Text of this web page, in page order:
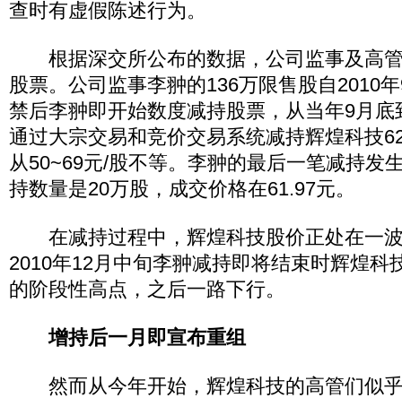
查时有虚假陈述行为。
根据深交所公布的数据，公司监事及高
股票。公司监事李翀的136万限售股自2010
禁后李翀即开始数度减持股票，从当年9月
通过大宗交易和竞价交易系统减持辉煌科技
从50~69元/股不等。李翀的最后一笔减持发
持数量是20万股，成交价格在61.97元。
在减持过程中，辉煌科技股价正处在一
2010年12月中旬李翀减持即将结束时辉煌科
的阶段性高点，之后一路下行。
增持后一月即宣布重组
然而从今年开始，辉煌科技的高管们似